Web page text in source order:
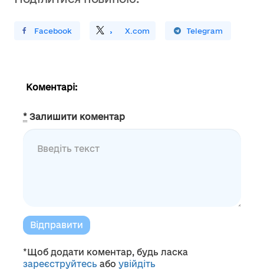
У FacebookПоділитись X.com
Поширити У Telegram
Коментарі:
* Залишити коментар
Відправити
*Щоб додати коментар, будь ласка
зареєструйтесь або увійдіть